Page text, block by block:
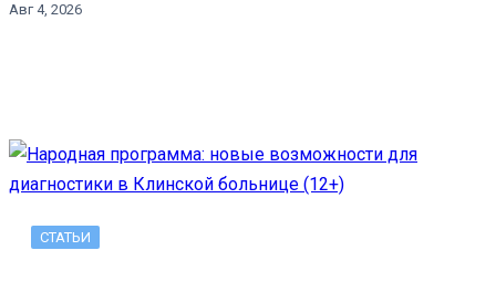
Авг 4, 2026
СТАТЬИ